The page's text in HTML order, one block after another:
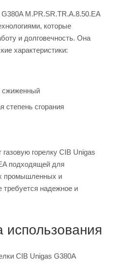
M.PR.SR.TR.A.8.50.EA
которые
и долговечность. Она
характеристики:
сжиженный
степень сгорания
горелку CIB Unigas
подходящей для
промышленных и
требуется надежное и
CIB Unigas G380A